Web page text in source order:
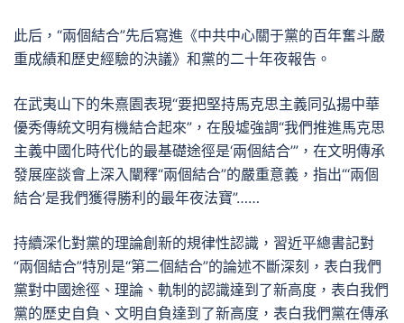
此后，“兩個結合”先后寫進《中共中心關于黨的百年奮斗嚴
重成績和歷史經驗的決議》和黨的二十年夜報告。
在武夷山下的朱熹園表現“要把堅持馬克思主義同弘揚中華
優秀傳統文明有機結合起來”，在殷墟強調“我們推進馬克思
主義中國化時代化的最基礎途徑是‘兩個結合’”，在文明傳承
發展座談會上深入闡釋“兩個結合”的嚴重意義，指出“‘兩個
結合’是我們獲得勝利的最年夜法寶”……
持續深化對黨的理論創新的規律性認識，習近平總書記對
“兩個結合”特別是“第二個結合”的論述不斷深刻，表白我們
黨對中國途徑、理論、軌制的認識達到了新高度，表白我們
黨的歷史自負、文明自負達到了新高度，表白我們黨在傳承